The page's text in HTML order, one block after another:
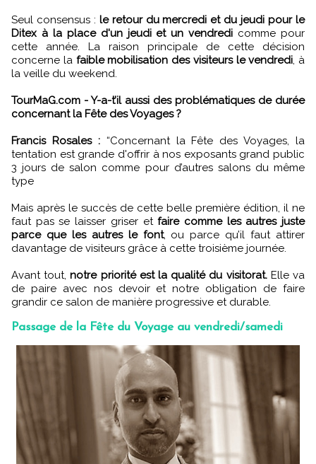
Seul consensus : le retour du mercredi et du jeudi pour le
Ditex à la place d'un jeudi et un vendredi comme pour
cette année. La raison principale de cette décision
concerne lafaible mobilisation des visiteurs le vendredi, à
la veille du weekend.
TourMaG.com - Y-a-t’il aussi des problématiques de durée
concernant la Fête des Voyages ?
Francis Rosales :“Concernant la Fête des Voyages, la
tentation est grande d'offrir à nos exposants grand public
3 jours de salon comme pour d’autres salons du même
type
Mais après le succès de cette belle première édition, il ne
faut pas se laisser griser etfaire comme les autres juste
parce que les autres le font, ou parce qu’il faut attirer
davantage de visiteurs grâce à cette troisième journée.
Avant tout,notre priorité est la qualité du visitorat.Elle va
de paire avec nos devoir et notre obligation de faire
grandir ce salon de manière progressive et durable.
Passage de la Fête du Voyage au vendredi/samedi